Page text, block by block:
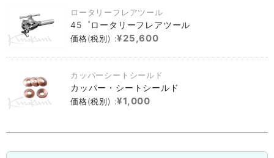
ロータリーフレアツール
45゜ロータリーフレアツール
価格(税別) :¥25,600
カッパーシートシールド
カッパー・シートシールド
価格(税別) :¥1,000